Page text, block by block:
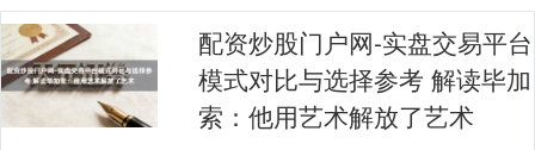
配资炒股门户网-实盘交易平台
模式对比与选择参考 解读毕加
索：他用艺术解放了艺术